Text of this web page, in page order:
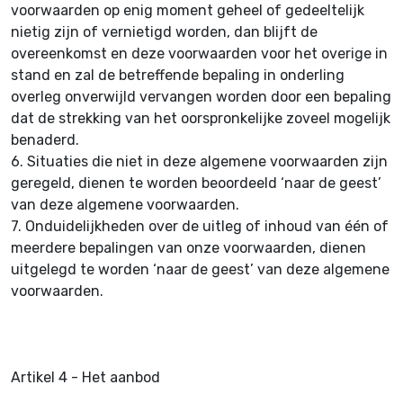
voorwaarden op enig moment geheel of gedeeltelijk
nietig zijn of vernietigd worden, dan blijft de
overeenkomst en deze voorwaarden voor het overige in
stand en zal de betreffende bepaling in onderling
overleg onverwijld vervangen worden door een bepaling
dat de strekking van het oorspronkelijke zoveel mogelijk
benaderd.
6. Situaties die niet in deze algemene voorwaarden zijn
geregeld, dienen te worden beoordeeld ‘naar de geest’
van deze algemene voorwaarden.
7. Onduidelijkheden over de uitleg of inhoud van één of
meerdere bepalingen van onze voorwaarden, dienen
uitgelegd te worden ‘naar de geest’ van deze algemene
voorwaarden.
Artikel 4 - Het aanbod